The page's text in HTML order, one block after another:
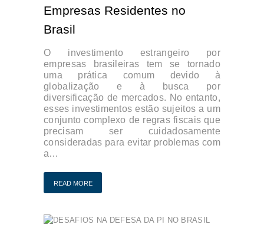
Empresas Residentes no
Brasil
O investimento estrangeiro por
empresas brasileiras tem se tornado
uma prática comum devido à
globalização e à busca por
diversificação de mercados. No entanto,
esses investimentos estão sujeitos a um
conjunto complexo de regras fiscais que
precisam ser cuidadosamente
consideradas para evitar problemas com
a…
READ MORE